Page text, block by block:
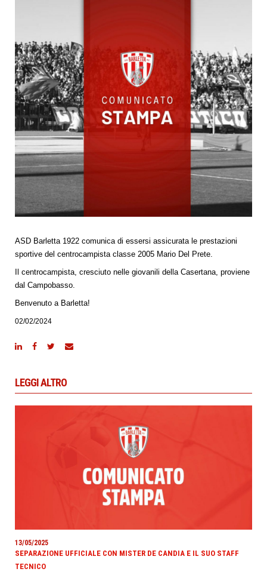
ASD Barletta 1922 comunica di essersi assicurata le prestazioni
sportive del centrocampista classe 2005 Mario Del Prete.
Il centrocampista, cresciuto nelle giovanili della Casertana, proviene
dal Campobasso.
Benvenuto a Barletta!
02/02/2024
LEGGI ALTRO
13/05/2025
SEPARAZIONE UFFICIALE CON MISTER DE CANDIA E IL SUO STAFF
TECNICO